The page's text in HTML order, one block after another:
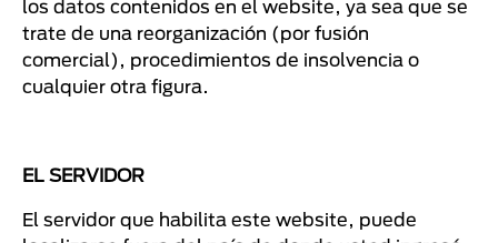
los datos contenidos en el website, ya sea que se
trate de una reorganización (por fusión
comercial), procedimientos de insolvencia o
cualquier otra figura.
EL SERVIDOR
El servidor que habilita este website, puede